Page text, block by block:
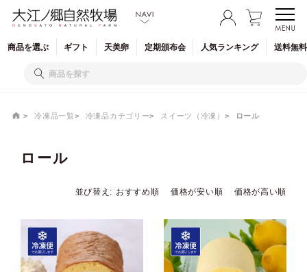
商品を選ぶ ギフト 天美卵 定期頒布会 人気ランキング 送料無
冷凍品一覧 冷凍品カテゴリー スイーツ（冷凍） ロール
ロール
並び替え おすすめ順 価格が安い順 価格が高い順